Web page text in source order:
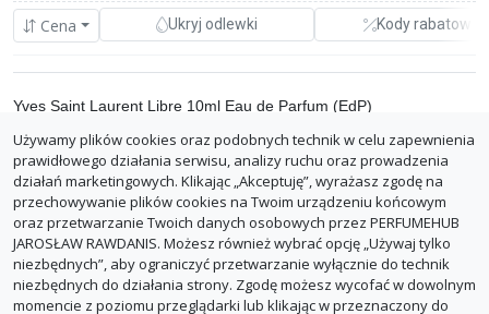
Cena Ukryj odlewki Kody rabatowe
erli(PerfumeriaSky)
opinie
Yves Saint Laurent Libre 10ml Eau de Parfum (EdP)
115.14 zł
Darmowa dostawa
0.00%
ZGŁOŚ BŁĄD
Używamy plików cookies oraz podobnych technik w celu zapewnienia
prawidłowego działania serwisu, analizy ruchu oraz prowadzenia
działań marketingowych. Klikając „Akceptuję”, wyrażasz zgodę na
przechowywanie plików cookies na Twoim urządzeniu końcowym
oraz przetwarzanie Twoich danych osobowych przez PERFUMEHUB
JAROSŁAW RAWDANIS. Możesz również wybrać opcję „Używaj tylko
niezbędnych”, aby ograniczyć przetwarzanie wyłącznie do technik
niezbędnych do działania strony. Zgodę możesz wycofać w dowolnym
momencie z poziomu przeglądarki lub klikając w przeznaczony do